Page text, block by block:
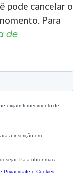
pode cancelar o
Para
de